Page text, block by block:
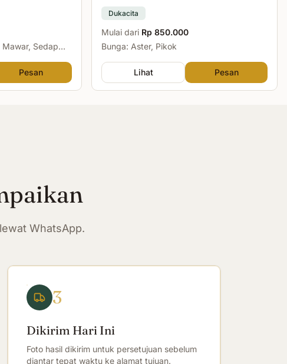
Sedap
Pesan
Dukacita
Mulai dari Rp 850.000
Bunga: Aster, Pikok
Lihat Pesan
WhatsApp.
3
Dikirim Hari Ini
Foto hasil dikirim untuk persetujuan sebelum
diantar tepat waktu ke alamat tujuan.